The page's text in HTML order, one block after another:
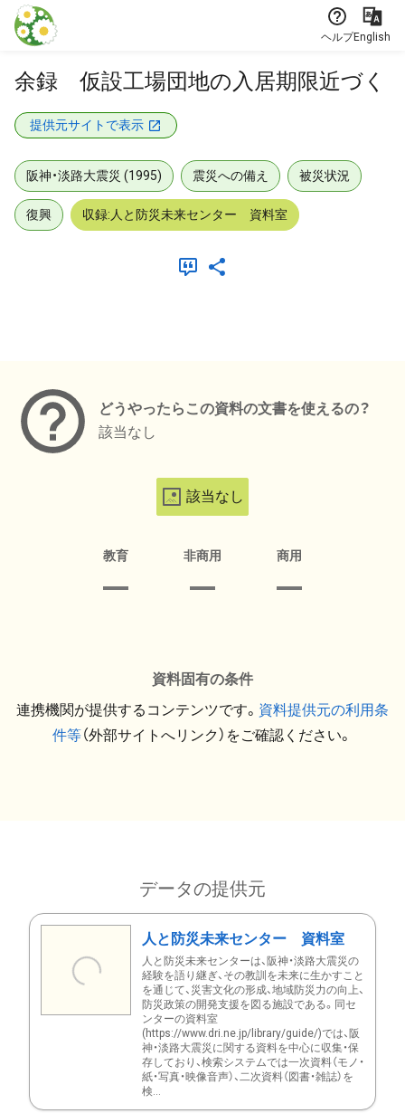
本文に飛ぶ
ヘルプEnglish
余録 仮設工場団地の入居期限近づく
提供元サイトで表示
阪神・淡路大震災 (1995) 震災への備え 被災状況
復興 収録:人と防災未来センター 資料室
どうやったらこの資料の文書を使えるの？
該当なし
該当なし
教育 非商用 商用
資料固有の条件
連携機関が提供するコンテンツです。 資料提供元の利用条
件等（外部サイトへリンク）をご確認ください。
データの提供元
人と防災未来センター 資料室
人と防災未来センターは、阪神・淡路大震災の
経験を語り継ぎ、その教訓を未来に生かすこと
を通じて、災害文化の形成、地域防災力の向上、
防災政策の開発支援を図る施設である。同セ
ンターの資料室
(https://www.dri.ne.jp/library/guide/)では、阪
神・淡路大震災に関する資料を中心に収集・保
存しており、検索システムでは一次資料（モノ・
紙・写真・映像音声）、二次資料（図書・雑誌）を
検...